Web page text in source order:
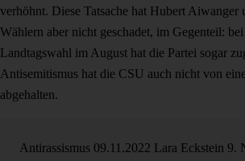
verhöhnt. Diese Tatsache hat Hubert Aiwanger
Wählern aber nicht geschadet, im Gegenteil:
Landtagswahl im August hat die Partei sogar
Antisemitismus hat die CSU auch nicht von
abgehalten.
Antirassismus 09.11.2022 Lara Eckstein 9.